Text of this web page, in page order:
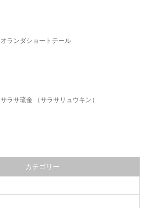
オランダショートテール
サラサ琉金 （サラサリュウキン）
カテゴリー